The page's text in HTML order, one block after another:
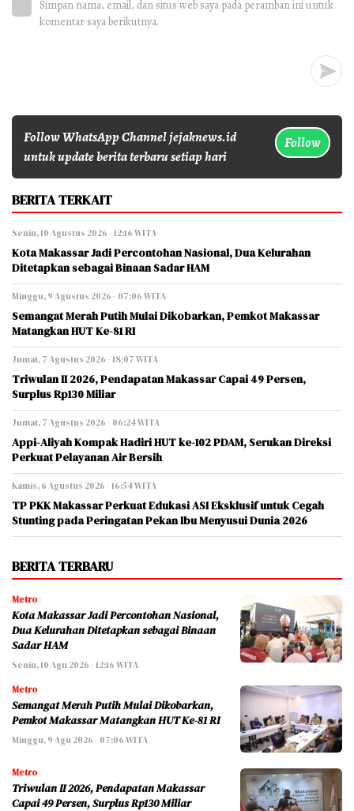
Simpan nama, email, dan situs web saya pada peramban ini untuk
komentar saya berikutnya.
Follow WhatsApp Channel jejaknews.id
untuk update berita terbaru setiap hari
Follow
BERITA TERKAIT
Senin, 10 Agustus 2026 - 12:16 WITA
Kota Makassar Jadi Percontohan Nasional, Dua Kelurahan
Ditetapkan sebagai Binaan Sadar HAM
Minggu, 9 Agustus 2026 - 07:06 WITA
Semangat Merah Putih Mulai Dikobarkan, Pemkot Makassar
Matangkan HUT Ke-81 RI
Jumat, 7 Agustus 2026 - 18:07 WITA
Triwulan II 2026, Pendapatan Makassar Capai 49 Persen,
Surplus Rp130 Miliar
Jumat, 7 Agustus 2026 - 06:24 WITA
Appi-Aliyah Kompak Hadiri HUT ke-102 PDAM, Serukan Direksi
Perkuat Pelayanan Air Bersih
Kamis, 6 Agustus 2026 - 16:54 WITA
TP PKK Makassar Perkuat Edukasi ASI Eksklusif untuk Cegah
Stunting pada Peringatan Pekan Ibu Menyusui Dunia 2026
BERITA TERBARU
Metro
Kota Makassar Jadi Percontohan Nasional,
Dua Kelurahan Ditetapkan sebagai Binaan
Sadar HAM
Senin, 10 Agu 2026 - 12:16 WITA
Metro
Semangat Merah Putih Mulai Dikobarkan,
Pemkot Makassar Matangkan HUT Ke-81 RI
Minggu, 9 Agu 2026 - 07:06 WITA
Metro
Triwulan II 2026, Pendapatan Makassar
Capai 49 Persen, Surplus Rp130 Miliar